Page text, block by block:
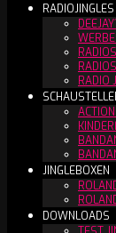
RADIOJINGLES
RADIO
JINGLEBOXEN
DOWNLOADS